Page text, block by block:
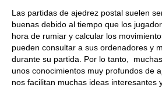
Las partidas de ajedrez postal suelen
buenas debido al tiempo que los
hora de rumiar y calcular los
pueden consultar a sus ordenadores y
durante su partida. Por lo tanto,
unos conocimientos muy profundos de
nos facilitan muchas ideas interesantes